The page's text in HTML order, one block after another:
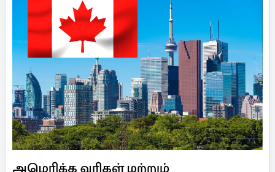
அமெரிக்க வரிகள் மற்றும்